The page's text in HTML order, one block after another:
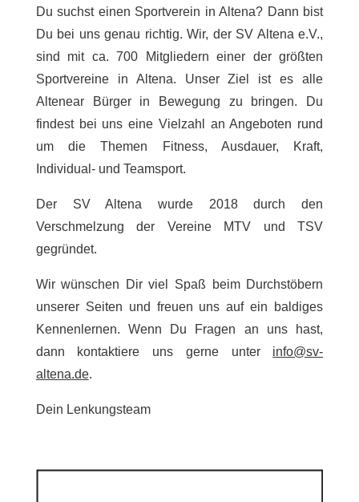
Du suchst einen Sportverein in Altena? Dann bist
Du bei uns genau richtig. Wir, der SV Altena e.V.,
sind mit ca. 700 Mitgliedern einer der größten
Sportvereine in Altena. Unser Ziel ist es alle
Altenear Bürger in Bewegung zu bringen. Du
findest bei uns eine Vielzahl an Angeboten rund
um die Themen Fitness, Ausdauer, Kraft,
Individual- und Teamsport.
Der SV Altena wurde 2018 durch den
Verschmelzung der Vereine MTV und TSV
gegründet.
Wir wünschen Dir viel Spaß beim Durchstöbern
unserer Seiten und freuen uns auf ein baldiges
Kennenlernen. Wenn Du Fragen an uns hast,
dann kontaktiere uns gerne unter info@sv-
altena.de.
Dein Lenkungsteam